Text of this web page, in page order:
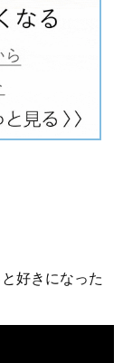
好きになった